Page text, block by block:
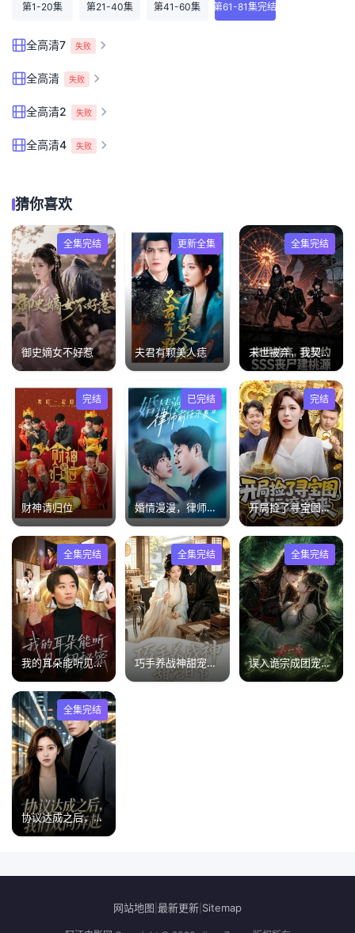
第1-20集 第21-40集 第41-60集 第61-81集完结
全高清7 失败
全高清 失败
全高清2 失败
全高清4 失败
猜你喜欢
全集完结
御史嫡女不好惹
更新全集
夫君有颗美人痣
全集完结
末世被弃，我契约 SSS 丧尸建桃源
完结
财神请归位
已完结
婚情漫漫，律师前任求复合
完结
开局捡了寻宝图，财运滚滚来
全集完结
我的耳朵能听见一切秘密
全集完结
巧手养战神甜宠日常
全集完结
误入诡宗成团宠第一季
全集完结
协议达成之后，我们双向奔赴
网站地图 最新更新 Sitemap